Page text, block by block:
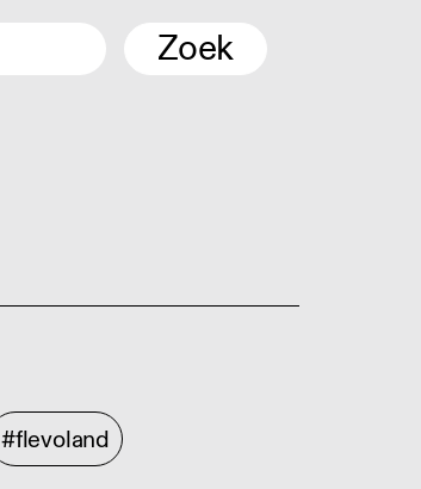
Zoek
#flevoland